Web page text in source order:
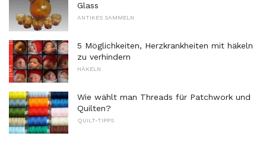
Glass
ANTIKES SAMMELN
5 Möglichkeiten, Herzkrankheiten mit häkeln
zu verhindern
HÄKELN
Wie wählt man Threads für Patchwork und
Quilten?
QUILT-TIPPS